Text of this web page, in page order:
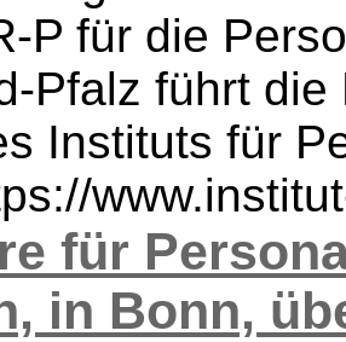
P für die
Pfalz führt
Instituts für
für
in Bonn,